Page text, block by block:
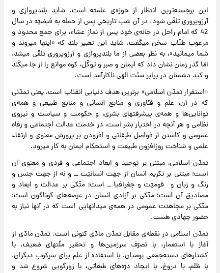
این برجسته‌ترین انتظار از حوز‌ه‌ی علمیّه است. شاید بلندپروازی و
آرزوپروری تلقّی شود. در آن شب تاریخیِ پس از حمله به فیضیّه در سال
42 که امام راحل در خانه‌ی خود پس از نماز عشاء، برای جمع محدود و
مرعوب طلّاب سخن میگفت، شاید این تعبیر بلند که «اینها میروند و
شما میمانید»، به نظر بعضی از ما بلندپروازی و آرزوپروری تلقّی میشد،
امّا گذر زمان نشان داد که ایمان و صبر و توکّل، کوه موانع را از جا میکَند
و کید دشمنان در برابر سنّت الهی ناکارآمد است.
«استقرار تمدّن اسلامی» برترین هدف دنیایی انقلاب است، یعنی تمدّنی
که در آن، علم و فنّاوری و منابع انسانی و منابع طبیعی و همه‌ی
توانایی‌ها و همه‌ی پیشرفتهای بشری، و حکومت و سیاست و نیروی
نظامی و هر آنچه در اختیار بشر است، در خدمت عدالت اجتماعی و رفاه
عمومی و کاستن از فواصل طبقاتی و افزودن بر پرورش معنوی و ارتقاء
علمی و شناخت روزافزون طبیعت و استحکام ایمان به کار میرود.
تمدّن اسلامی، مبتنی بر توحید و ابعاد اجتماعی و فردی و معنوی آن
است؛ مبتنی بر تکریم انسان از جهت انسانیّت ــ و نه از جهت جنس و
رنگ و زبان و قومیّت و جغرافیا ــ است؛ متّکی بر عدالت و ابعاد و
مصادیق آن است؛ متّکی بر آزادی انسان در عرصه‌های گوناگون است؛
متّکی بر مجاهدت عمومی در همه‌ی میدانهایی است که در آنها نیاز به
حضور جهادی هست.
تمدّن اسلامی در نقطه‌ی مقابل تمدّن مادّی کنونی است. تمدّن مادّی از
آغاز با استعمار، با تصرّف سرزمین‌ها و تحقیر ملّتهای ضعیف، با
کشتارهای دسته‌جمعی بومیان، با استفاده از علم برای سرکوب دیگران،
با ظلم، با دروغ، با ایجاد درّه‌های طبقاتی، با زورگویی شروع شد و